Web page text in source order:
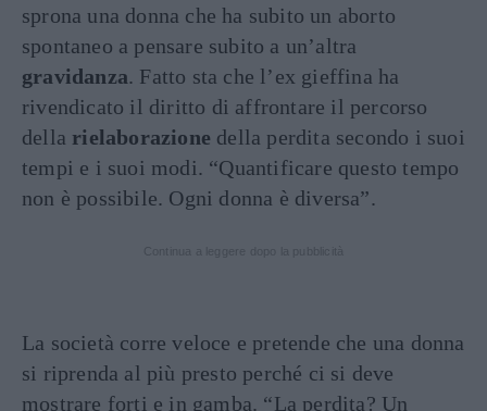
sprona una donna che ha subito un aborto
spontaneo a pensare subito a un’altra
gravidanza. Fatto sta che l’ex gieffina ha
rivendicato il diritto di affrontare il percorso
della rielaborazione della perdita secondo i suoi
tempi e i suoi modi. “Quantificare questo tempo
non è possibile. Ogni donna è diversa”.
La società corre veloce e pretende che una donna
si riprenda al più presto perché ci si deve
mostrare forti e in gamba. “La perdita? Un